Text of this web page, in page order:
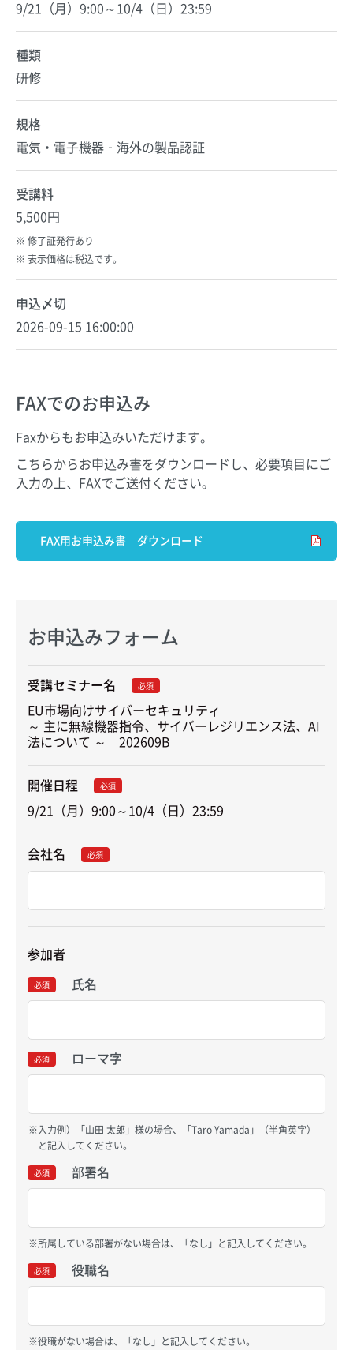
9/21（月）9:00～10/4（日）23:59
種類
研修
規格
電気・電子機器‐海外の製品認証
受講料
5,500円
修了証発行あり
表示価格は税込です。
申込〆切
2026-09-15 16:00:00
FAXでのお申込み
Faxからもお申込みいただけます。
こちらからお申込み書をダウンロードし、必要項目にご
入力の上、FAXでご送付ください。
FAX用お申込み書 ダウンロード
お申込みフォーム
受講セミナー名 必須
EU市場向けサイバーセキュリティ
～ 主に無線機器指令、サイバーレジリエンス法、AI
法について ～　202609B
開催日程 必須
9/21（月）9:00～10/4（日）23:59
会社名 必須
参加者
必須 氏名
必須 ローマ字
入力例）「山田 太郎」様の場合、「Taro Yamada」（半角英字）
と記入してください。
必須 部署名
所属している部署がない場合は、「なし」と記入してください。
必須 役職名
役職がない場合は、「なし」と記入してください。